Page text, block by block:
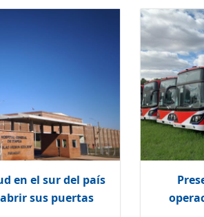
en el sur del país
sus puertas